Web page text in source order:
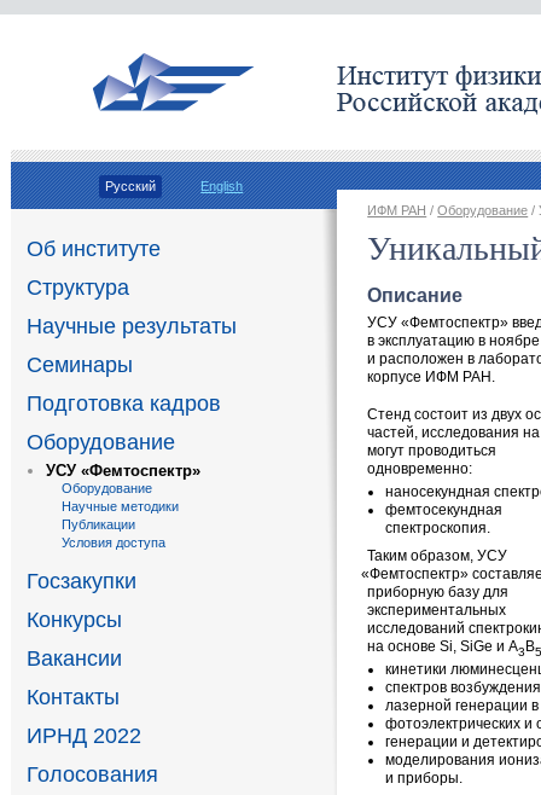
Русский English
Об институте
Структура
Научные результаты
Семинары
Подготовка кадров
Оборудование
УСУ «Фемтоспектр»
Оборудование
Научные методики
Публикации
Условия доступа
Госзакупки
Конкурсы
Вакансии
Контакты
ИРНД 2022
Голосования
ИФМ РАН /Оборудование /
Описание
УСУ «Фемтоспектр»
в эксплуатацию в
и расположен в
корпусе ИФМ РАН.
Стенд состоит из двух
частей, исследования
могут проводиться
одновременно:
наносекундная
фемтосекундная
спектроскопия.
Таким образом, УСУ
«Фемтоспектр»
приборную базу для
экспериментальных
исследований
на основе Si, SiGe и А3 B
кинетики
спектров
лазерной генерации
фотоэлектрических и
генерации и
моделирования
и приборы.